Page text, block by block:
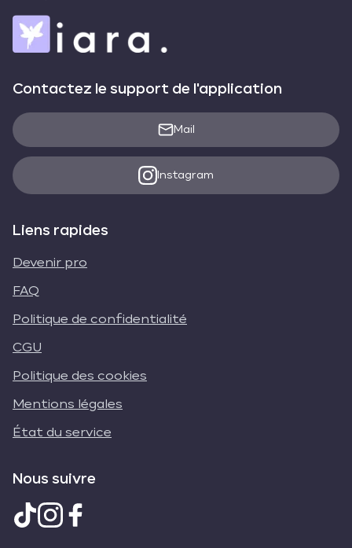
Contactez le support de l'application
Mail
Instagram
Liens rapides
Devenir pro
FAQ
Politique de confidentialité
CGU
Politique des cookies
Mentions légales
État du service
Nous suivre